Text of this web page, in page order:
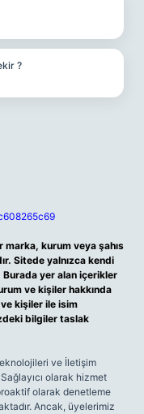
?
kurum veya şahıs
Sitede yalnızca kendi
Burada yer alan içerikler
ve kişiler hakkında
kişiler ile isim
bilgiler taslak
ve İletişim
olarak hizmet
olarak denetleme
Ancak, üyelerimiz